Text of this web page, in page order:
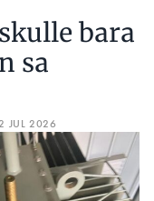
bara
sa
JUL 2026